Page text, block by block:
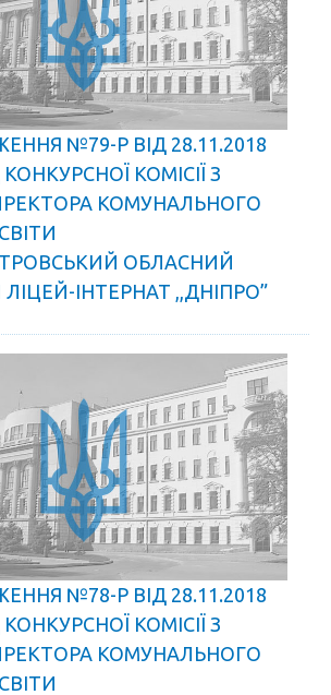
№79-Р ВІД 28.11.2018
КОМІСІЇ З
КОМУНАЛЬНОГО
ОБЛАСНИЙ
ІНТЕРНАТ ,,ДНІПРО”
№78-Р ВІД 28.11.2018
КОМІСІЇ З
КОМУНАЛЬНОГО